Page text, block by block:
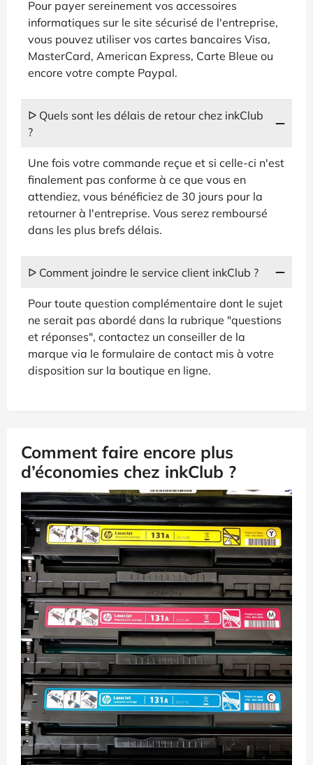
Pour payer sereinement vos accessoires
informatiques sur le site sécurisé de l'entreprise,
vous pouvez utiliser vos cartes bancaires Visa,
MasterCard, American Express, Carte Bleue ou
encore votre compte Paypal.
ᐅ Quels sont les délais de retour chez inkClub
?
Une fois votre commande reçue et si celle-ci n'est
finalement pas conforme à ce que vous en
attendiez, vous bénéficiez de 30 jours pour la
retourner à l'entreprise. Vous serez remboursé
dans les plus brefs délais.
ᐅ Comment joindre le service client inkClub ?
Pour toute question complémentaire dont le sujet
ne serait pas abordé dans la rubrique "questions
et réponses", contactez un conseiller de la
marque via le formulaire de contact mis à votre
disposition sur la boutique en ligne.
Comment faire encore plus
d’économies chez inkClub ?